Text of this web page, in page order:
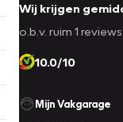
Wij krijgen
o.b.v. ruim 1 reviews
10.0/10
Mijn Vakgarage